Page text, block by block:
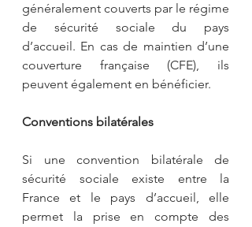
généralement couverts par le régime
de sécurité sociale du pays
d’accueil. En cas de maintien d’une
couverture française (CFE), ils
peuvent également en bénéficier.
Conventions bilatérales
Si une convention bilatérale de
sécurité sociale existe entre la
France et le pays d’accueil, elle
permet la prise en compte des